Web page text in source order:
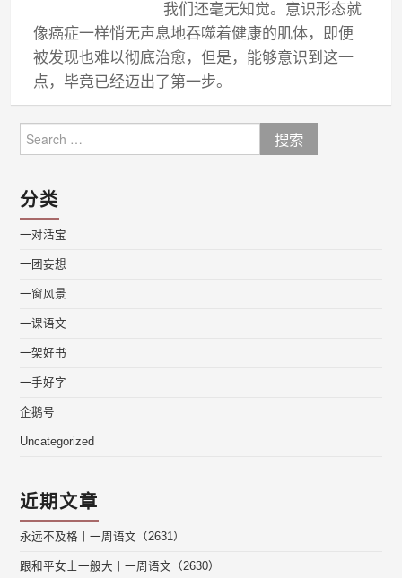
我们还毫无知觉。意识形态就
像癌症一样悄无声息地吞噬着健康的肌体，即便
被发现也难以彻底治愈，但是，能够意识到这一
点，毕竟已经迈出了第一步。
for:
分类
一对活宝
一团妄想
一窗风景
一课语文
一架好书
一手好字
企鹅号
Uncategorized
近期文章
永远不及格丨一周语文（2631）
跟和平女士一般大丨一周语文（2630）